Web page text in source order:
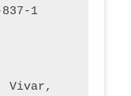
1
Vivar,